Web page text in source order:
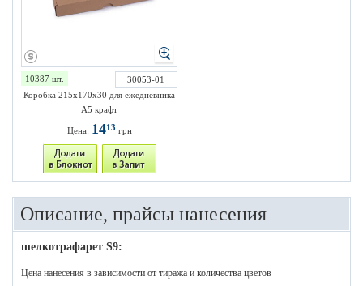
10387 шт.
30053-01
Коробка 215х170х30 для ежедневника
А5 крафт
Цена: 1413 грн
Описание, прайсы нанесения
шелкотрафарет S9:
Цена нанесения в зависимости от тиража и количества цветов